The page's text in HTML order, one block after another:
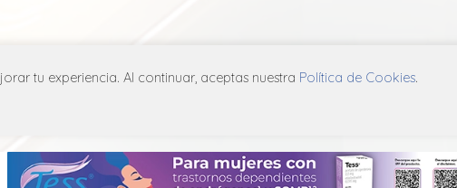
tu experiencia. Al continuar, aceptas nuestra Política de Cookies.